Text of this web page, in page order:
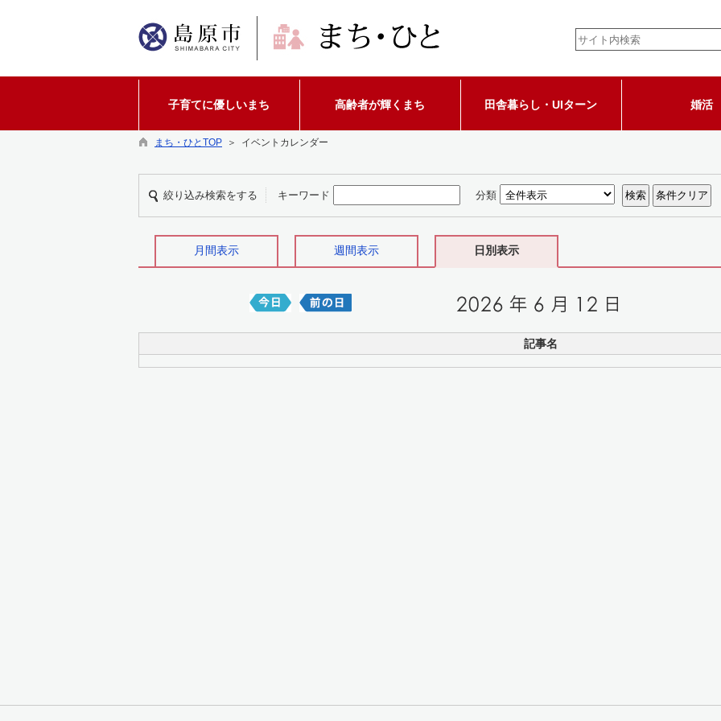
子育てに優しいまち 高齢者が輝くまち 田舎暮らし・UIターン 婚活
まち・ひとTOP ＞ イベントカレンダー
絞り込み検索をする キーワード 分類
月間表示 週間表示 日別表示
記事名